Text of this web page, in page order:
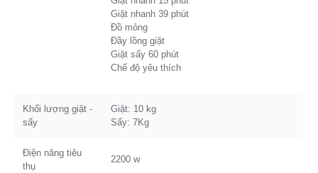
Giặt nhanh 39 phút
Đồ mỏng
Đầy lồng giặt
Giặt sấy 60 phút
Chế độ yêu thích
Khối lượng giặt -
sấy
Giặt: 10 kg
Sấy: 7Kg
Điện năng tiêu
thụ
2200 w